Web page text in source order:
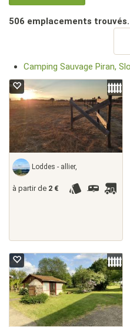
506 emplacements trouvés.
Camping Sauvage Piran,
Loddes - allier,
à partir de 2 €